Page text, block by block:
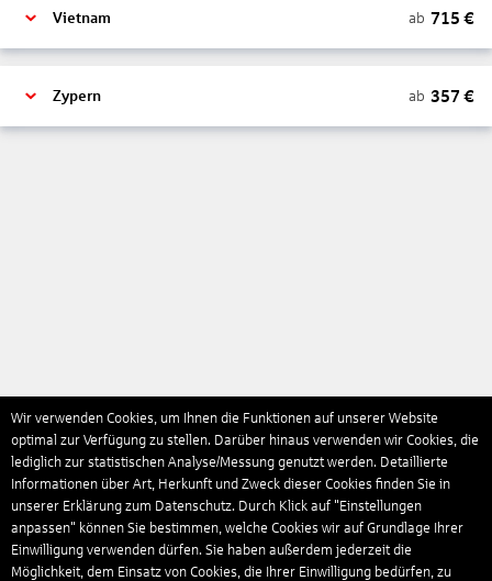
Vietnam ab 715 €
Zypern ab 357 €
Wir verwenden Cookies, um Ihnen die Funktionen auf unserer Website
optimal zur Verfügung zu stellen. Darüber hinaus verwenden wir Cookies, die
lediglich zur statistischen Analyse/Messung genutzt werden. Detaillierte
Informationen über Art, Herkunft und Zweck dieser Cookies finden Sie in
unserer Erklärung zum Datenschutz. Durch Klick auf "Einstellungen
anpassen" können Sie bestimmen, welche Cookies wir auf Grundlage Ihrer
Einwilligung verwenden dürfen. Sie haben außerdem jederzeit die
Möglichkeit, dem Einsatz von Cookies, die Ihrer Einwilligung bedürfen, zu